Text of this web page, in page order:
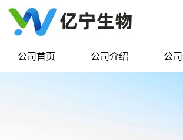
公司首页 公司介绍 公